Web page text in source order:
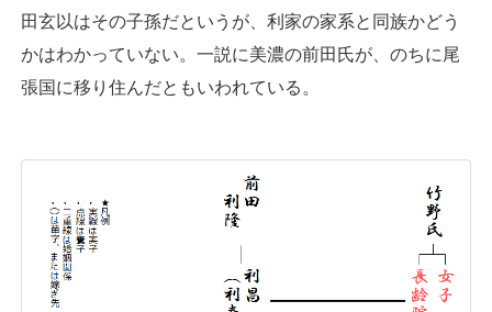
田玄以はその子孫だというが、利家の家系と同族かどう
かはわかっていない。一説に美濃の前田氏が、のちに尾
張国に移り住んだともいわれている。